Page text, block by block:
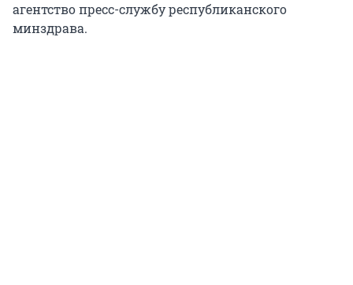
агентство пресс-службу республиканского
минздрава.